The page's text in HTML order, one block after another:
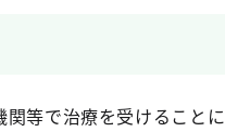
等で治療を受けることに